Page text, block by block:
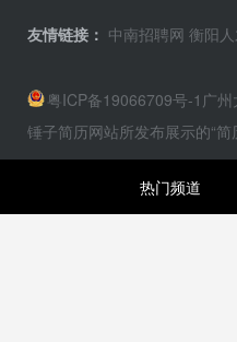
友情链接： 中南招聘网 衡阳
粤ICP备19066709号-1 广
锤子简历网站所发布展示的“
热门频道